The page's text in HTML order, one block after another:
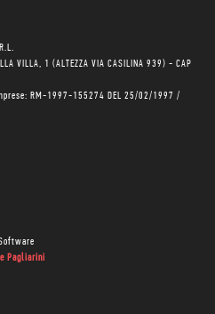
VILLA, 1 (ALTEZZA VIA CASILINA 939) - CAP
RM-1997-155274 DEL 25/02/1997 /
Pagliarini